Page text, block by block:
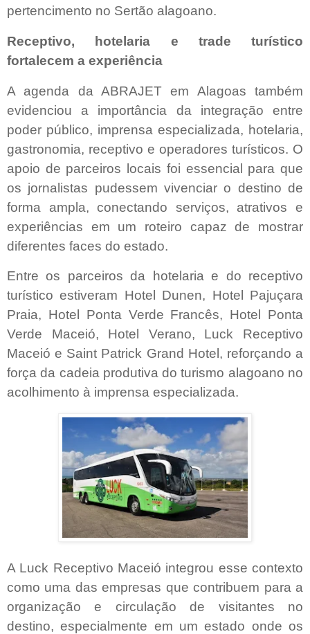
pertencimento no Sertão alagoano.
Receptivo, hotelaria e trade turístico
fortalecem a experiência
A agenda da ABRAJET em Alagoas também
evidenciou a importância da integração entre
poder público, imprensa especializada, hotelaria,
gastronomia, receptivo e operadores turísticos. O
apoio de parceiros locais foi essencial para que
os jornalistas pudessem vivenciar o destino de
forma ampla, conectando serviços, atrativos e
experiências em um roteiro capaz de mostrar
diferentes faces do estado.
Entre os parceiros da hotelaria e do receptivo
turístico estiveram Hotel Dunen, Hotel Pajuçara
Praia, Hotel Ponta Verde Francês, Hotel Ponta
Verde Maceió, Hotel Verano, Luck Receptivo
Maceió e Saint Patrick Grand Hotel, reforçando a
força da cadeia produtiva do turismo alagoano no
acolhimento à imprensa especializada.
A Luck Receptivo Maceió integrou esse contexto
como uma das empresas que contribuem para a
organização e circulação de visitantes no
destino, especialmente em um estado onde os